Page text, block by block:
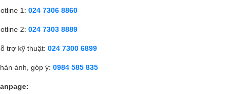
1: 024 7306 8860
2: 024 7303 8889
trợ kỹ thuật: 024 7300 6899
ánh, góp ý: 0984 585 835